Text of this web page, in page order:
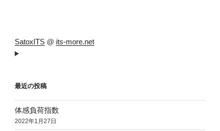
SatoxITS @ its-more.net
最近の投稿
体感負荷指数
2022年1月27日